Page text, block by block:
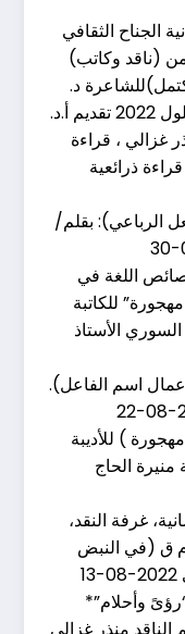
11
طُلب منّي
أقولُ
الجناح الثقافي
لمنتدى ثورة قلم ، الحلقة 12 من (ناقد وكاتب)
د.
عبير يحي، وذلك نهار السبت في 17 أيلول 2022 تقديم أ.د.
غزالي ، قراءة
ذرائعية
الرباعي): بقلم/
اللغة في
للكاتبة
الأستاذ
اللغة العربية… ح 44 (إعمال اسم الفاعل).
) للأديبة
الحاج
غرفة النقد،
لحضور الحلقة 11 عن م ق (في النبض
2022-08-13
وأحلام”*